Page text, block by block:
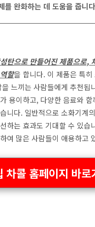
를 완화하는 데 도움을 줍니
탄으로 만들어진 제품으로,
할을 합니다. 이 제품은 특
느끼는 사람들에게 추천됩
용이하고, 다양한 음료와
니다. 일반적으로 소화기계
하는 효과도 기대할 수 있습
여 많은 사람들이 애용하고
차콜 홈페이지 바